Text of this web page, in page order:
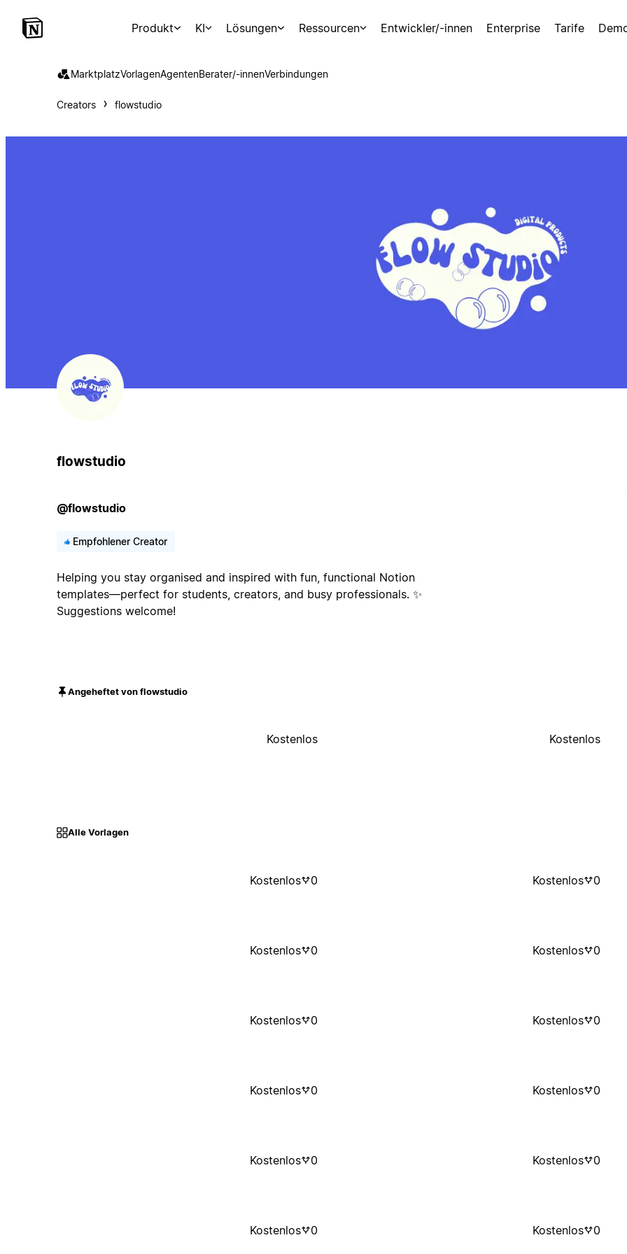
Produkt KI Lösungen Ressourcen Entwickler/-innen Enterprise Tarife
MarktplatzVorlagenAgentenBerater/-innenVerbindungen
Creators flowstudio
flowstudio
@flowstudio
Empfohlener Creator
Helping you stay organised and inspired with fun, functional Notion
templates—perfect for students, creators, and busy professionals. ✨
Suggestions welcome!
Angeheftet von flowstudio
Kostenlos Kostenlos
Alle Vorlagen
Kostenlos 0 Kostenlos 0
Kostenlos 0 Kostenlos 0
Kostenlos 0 Kostenlos 0
Kostenlos 0 Kostenlos 0
Kostenlos 0 Kostenlos 0
Kostenlos 0 Kostenlos 0